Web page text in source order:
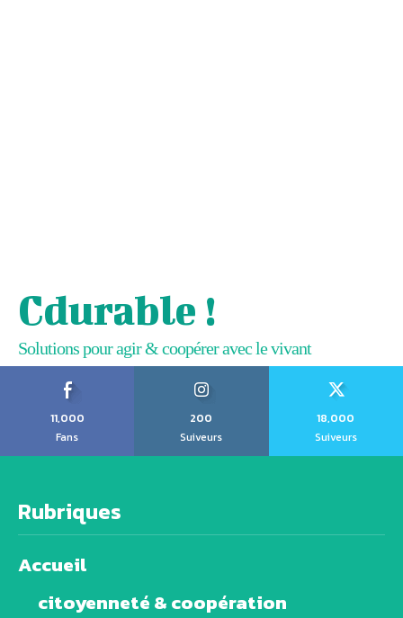
Cdurable !
Solutions pour agir & coopérer avec le vivant
11,000
Fans
200
Suiveurs
18,000
Suiveurs
Rubriques
Accueil
citoyenneté & coopération